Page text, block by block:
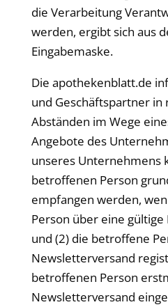
die Verarbeitung
werden, ergibt sich aus
Eingabemaske.
Die apothekenblatt.de
und Geschäftspartner in
Abständen im Wege
Angebote des
unseres Unternehmens
betroffenen Person
empfangen werden,
Person über eine
und (2) die betroffene
Newsletterversand
betroffenen Person
Newsletterversand